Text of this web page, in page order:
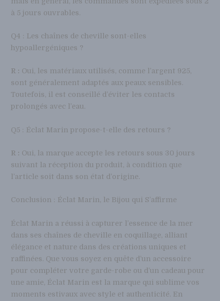
à 5 jours ouvrables.
Q4 : Les chaînes de cheville sont-elles
hypoallergéniques ?
R : Oui, les matériaux utilisés, comme l’argent 925,
sont généralement adaptés aux peaux sensibles.
Toutefois, il est conseillé d’éviter les contacts
prolongés avec l’eau.
Q5 : Éclat Marin propose-t-elle des retours ?
R : Oui, la marque accepte les retours sous 30 jours
suivant la réception du produit, à condition que
l’article soit dans son état d’origine.
Conclusion : Éclat Marin, le Bijou qui S’affirme
Éclat Marin a réussi à capturer l’essence de la mer
dans ses chaînes de cheville en coquillage, alliant
élégance et nature dans des créations uniques et
raffinées. Que vous soyez en quête d’un accessoire
pour compléter votre garde-robe ou d’un cadeau pour
une amie, Éclat Marin est la marque qui sublime vos
moments estivaux avec style et authenticité. En